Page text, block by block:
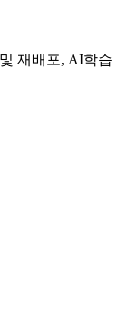
재배포, AI학습